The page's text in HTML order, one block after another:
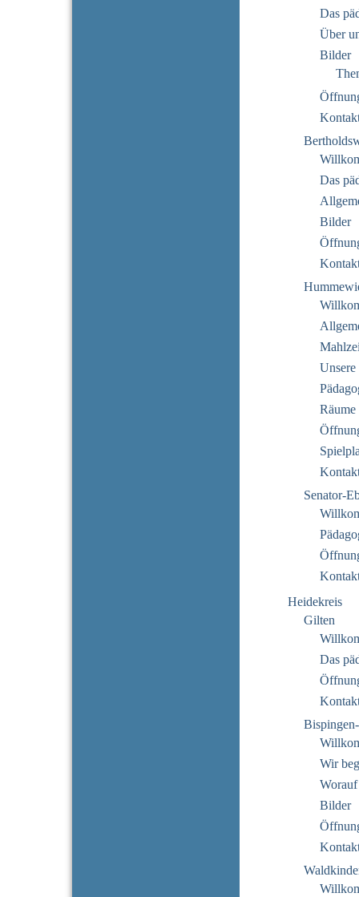
Das
Über
Bilder
Das
Bilder
Räume
Senator-
Heidekreis
Gilten
Das
Wir
Bilder